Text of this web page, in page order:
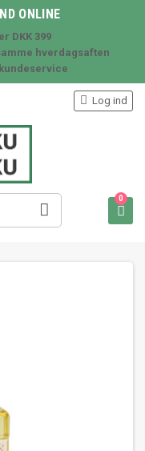
ONLINE
DKK 399
hverdagsaften

 Log ind

0